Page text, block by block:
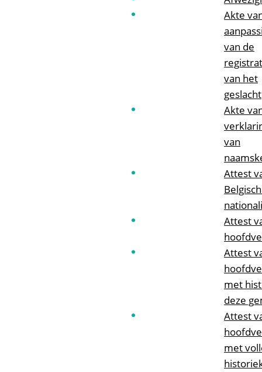
Akte
van de
van het
geslacht
Akte
van
Attest
Attest
Attest
met
deze
Attest
met